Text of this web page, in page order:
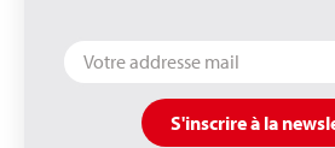
S'inscrire à la